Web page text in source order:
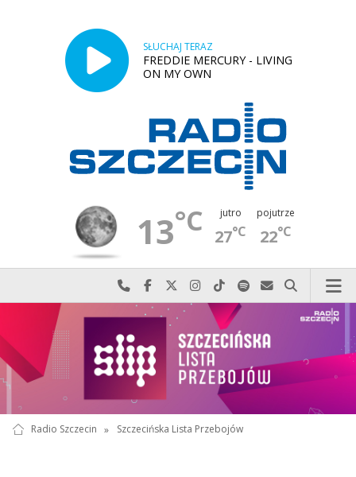
SŁUCHAJ TERAZ
FREDDIE MERCURY - LIVING
ON MY OWN
13°C jutro
27°C
pojutrze
22°C
Najlepiej po prostu do nas zadzwoń
Odwiedź nas na Facebook-u
Odwiedź nas na X
Odwiedź nas na Instagram-ie
Odwiedź nas na TikTok-u
Szukaj nas na Spotify
Wyślij do nas
Szukaj
Radio Szczecin » Szczecińska Lista Przebojów